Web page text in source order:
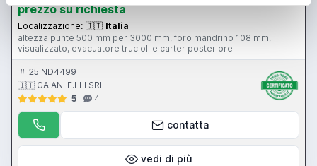
prezzo su richiesta
Localizzazione: 🇮🇹 Italia
altezza punte 500 mm per 3000 mm, foro mandrino 108 mm,
visualizzato, evacuatore trucioli e carter posteriore
25IND4499
🇮🇹 GAIANI F.LLI SRL
5
4
contatta
vedi di più